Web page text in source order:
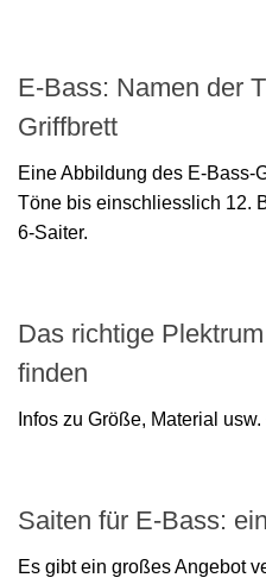
E-Bass: Namen der
Griffbrett
Eine Abbildung des E-Bass-
Töne bis einschliesslich 12.
6-Saiter.
Das richtige
finden
Infos zu Größe, Material
Saiten für E-Bass:
Es gibt ein großes Angebot